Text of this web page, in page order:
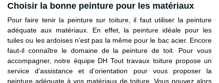
Choisir la bonne peinture pour les matériaux
Pour faire tenir la peinture sur toiture, il faut utiliser la peinture
adéquate aux matériaux. En effet, la peinture idéale pour les
tuiles ou les ardoises n’est pas la même pour le bac acier. Encore
faut-il connaître le domaine de la peinture de toit. Pour vous
accompagner, notre équipe DH Tout travaux toiture propose un
service d’assistance et d’orientation pour vous proposer la
peinture adéquate à vos matériaux de toiture. Vous pouvez alors